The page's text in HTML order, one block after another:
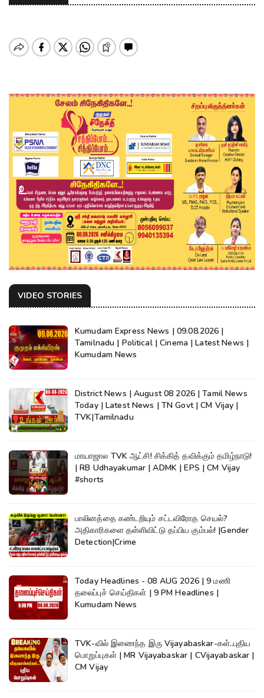
VIDEO STORIES
Kumudam Express News | 09.08.2026 |
Tamilnadu | Political | Cinema | Latest News |
Kumudam News
District News | August 08 2026 | Tamil News
Today | Latest News | TN Govt | CM Vijay |
TVK|Tamilnadu
மாயாஜால TVK ஆட்சி! சிக்கித் தவிக்கும் தமிழ்நாடு!
| RB Udhayakumar | ADMK | EPS | CM Vijay
#shorts
பாலினத்தை கண்டறியும் சட்டவிரோத செயல்?
அதிகாரிகளை தள்ளிவிட்டு தப்பிய கும்பல்! |Gender
Detection|Crime
Today Headlines - 08 AUG 2026 | 9 மணி
தலைப்புச் செய்திகள் | 9 PM Headlines |
Kumudam News
TVK-வில் இணைந்த இரு Vijayabaskar-கள்..புதிய
பொறுப்புகள் | MR Vijayabaskar | CVijayabaskar |
CM Vijay